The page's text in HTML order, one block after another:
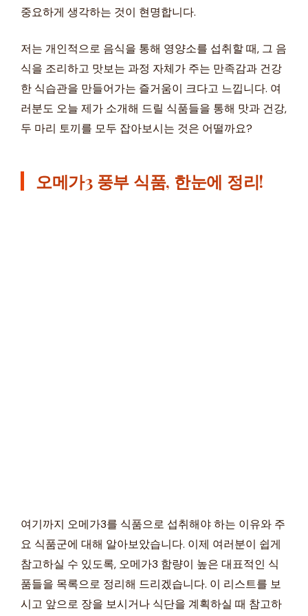
중요하게 생각하는 것이 현명합니다.
저는 개인적으로 음식을 통해 영양소를 섭취할 때, 그 음
식을 조리하고 맛보는 과정 자체가 주는 만족감과 건강
한 식습관을 만들어가는 즐거움이 크다고 느낍니다. 여
러분도 오늘 제가 소개해 드릴 식품들을 통해 맛과 건강,
두 마리 토끼를 모두 잡아보시는 것은 어떨까요?
오메가3 풍부 식품, 한눈에 정리!
여기까지 오메가3를 식품으로 섭취해야 하는 이유와 주
요 식품군에 대해 알아보았습니다. 이제 여러분이 쉽게
참고하실 수 있도록, 오메가3 함량이 높은 대표적인 식
품들을 목록으로 정리해 드리겠습니다. 이 리스트를 보
시고 앞으로 장을 보시거나 식단을 계획하실 때 참고하